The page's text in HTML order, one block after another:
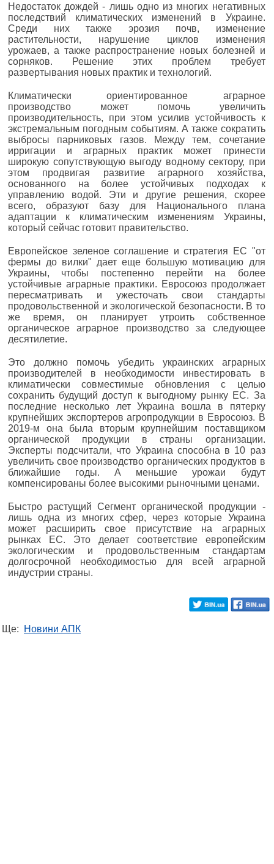
Недостаток дождей - лишь одно из многих негативных
последствий климатических изменений в Украине.
Среди них также эрозия почв, изменение
растительности, нарушение циклов изменения
урожаев, а также распространение новых болезней и
сорняков. Решение этих проблем требует
развертывания новых практик и технологий.
Климатически ориентированное аграрное
производство может помочь увеличить
производительность, при этом усилив устойчивость к
экстремальным погодным событиям. А также сократить
выбросы парниковых газов. Между тем, сочетание
ирригации и аграрных практик может принести
широкую сопутствующую выгоду водному сектору, при
этом продвигая развитие аграрного хозяйства,
основанного на более устойчивых подходах к
управлению водой. Эти и другие решения, скорее
всего, образуют базу для Национального плана
адаптации к климатическим изменениям Украины,
который сейчас готовит правительство.
Европейское зеленое соглашение и стратегия ЕС "от
фермы до вилки" дает еще большую мотивацию для
Украины, чтобы постепенно перейти на более
устойчивые аграрные практики. Евросоюз продолжает
пересматривать и ужесточать свои стандарты
продовольственной и экологической безопасности. В то
же время, он планирует утроить собственное
органическое аграрное производство за следующее
десятилетие.
Это должно помочь убедить украинских аграрных
производителей в необходимости инвестировать в
климатически совместимые обновления с целью
сохранить будущий доступ к выгодному рынку ЕС. За
последние несколько лет Украина вошла в пятерку
крупнейших экспортеров агропродукции в Евросоюз. В
2019-м она была вторым крупнейшим поставщиком
органической продукции в страны организации.
Эксперты подсчитали, что Украина способна в 10 раз
увеличить свое производство органических продуктов в
ближайшие годы. А меньшие урожаи будут
компенсированы более высокими рыночными ценами.
Быстро растущий Сегмент органической продукции -
лишь одна из многих сфер, через которые Украина
может расширить свое присутствие на аграрных
рынках ЕС. Это делает соответствие европейским
экологическим и продовольственным стандартам
долгосрочной необходимостью для всей аграрной
индустрии страны.
Ще: Новини АПК